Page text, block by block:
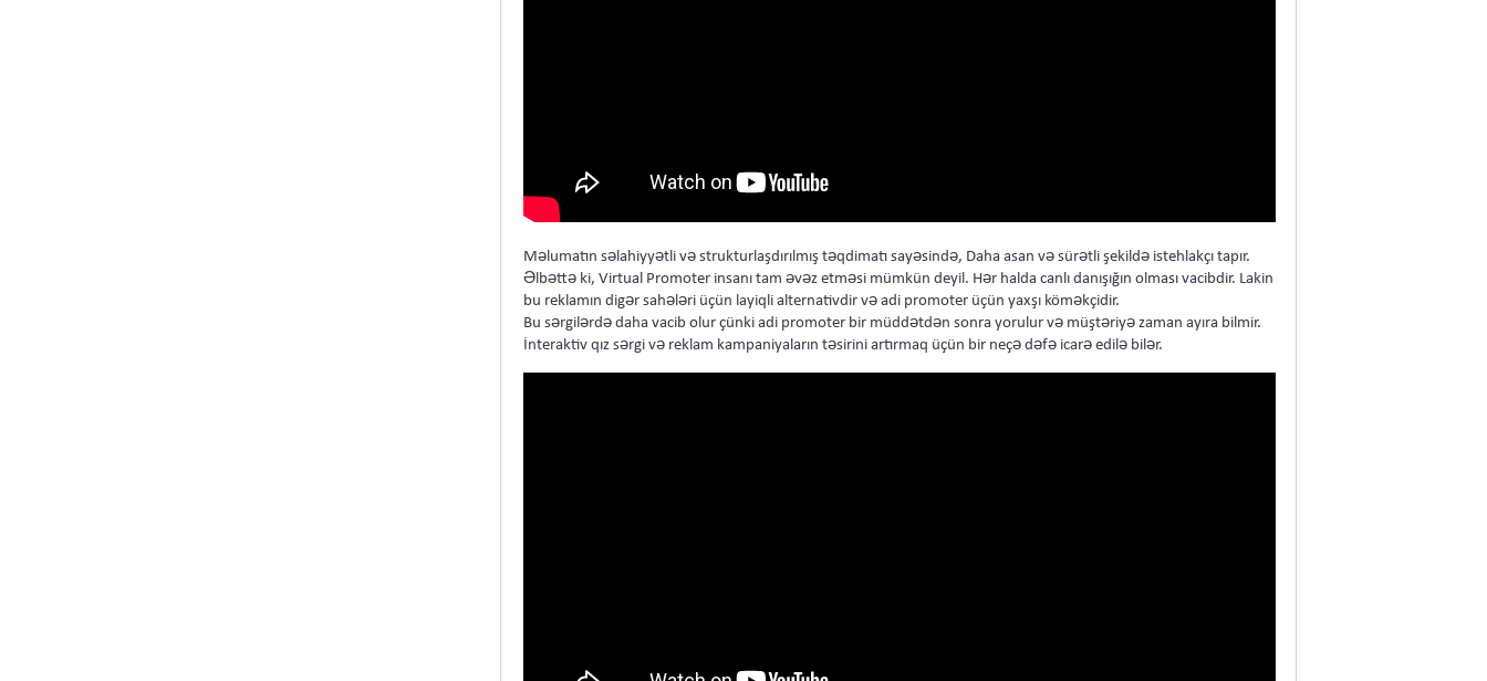
Məlumatın səlahiyyətli və strukturlaşdırılmış təqdimatı sayəsində, Daha asan və sürətli şekildə istehlakçı tapır.
Əlbəttə ki, Virtual Promoter insanı tam əvəz etməsi mümkün deyil. Hər halda canlı danışığın olması vacibdir. Lakin
bu reklamın digər sahələri üçün layiqli alternativdir və adi promoter üçün yaxşı köməkçidir.
Bu sərgilərdə daha vacib olur çünki adi promoter bir müddətdən sonra yorulur və müştəriyə zaman ayıra bilmir.
İnteraktiv qız sərgi və reklam kampaniyaların təsirini artırmaq üçün bir neçə dəfə icarə edilə bilər.